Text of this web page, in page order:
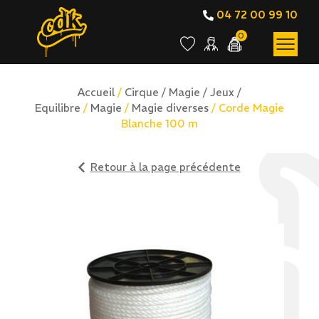
04 72 00 99 10
0
Accueil / Cirque / Magie / Jeux /
Equilibre / Magie / Magie diverses / Corde Magie
Blanche 100 m
Retour à la page précédente